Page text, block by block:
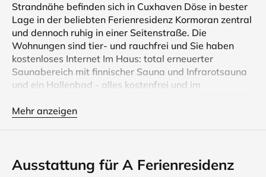
Strandnähe befinden sich in Cuxhaven Döse in bester
Lage in der beliebten Ferienresidenz Kormoran zentral
und dennoch ruhig in einer Seitenstraße. Die
Wohnungen sind tier- und rauchfrei und Sie haben
kostenloses Internet Im Haus: total erneuerter
Saunabereich mit finnischer Sauna und Infrarotsauna
und ein Hallenbad - alles kostenfrei und im
erreichbar, Waschmaschine und Trockner mit
einen separaten Waschraum mit Waschmaschine und
Mehr anzeigen
Ausstattung für A Ferienresidenz